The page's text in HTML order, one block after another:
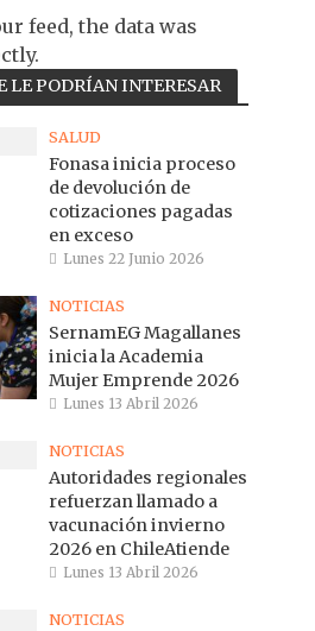
feed, the data was
LE PODRÍAN INTERESAR
SALUD
Fonasa inicia proceso
de devolución de
cotizaciones pagadas
en exceso
Lunes 22 Junio 2026
NOTICIAS
SernamEG Magallanes
inicia la Academia
Mujer Emprende 2026
Lunes 13 Abril 2026
NOTICIAS
Autoridades regionales
refuerzan llamado a
vacunación invierno
2026 en ChileAtiende
Lunes 13 Abril 2026
NOTICIAS